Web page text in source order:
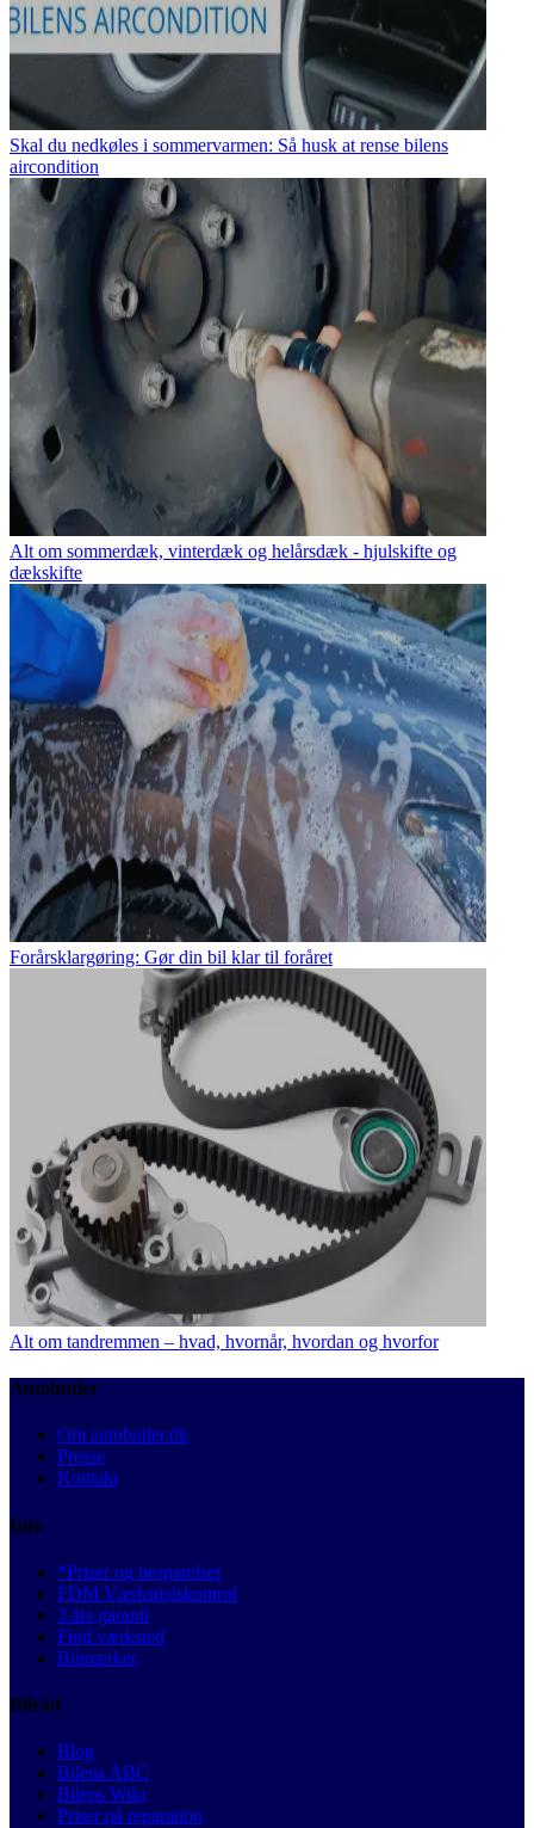
Skal du nedkøles i sommervarmen: Så husk at rense bilens
aircondition
Alt om sommerdæk, vinterdæk og helårsdæk - hjulskifte og
dækskifte
Forårsklargøring: Gør din bil klar til foråret
Alt om tandremmen – hvad, hvornår, hvordan og hvorfor
Autobutler
Om autobutler.dk
Presse
Kontakt
Info
*Priser og besparelser
FDM Værkstedskontrol
3 års garanti
Find værksted
Bilmærker
Bilråd
Blog
Bilens ABC
Bilens Wiki
Priser på reparation